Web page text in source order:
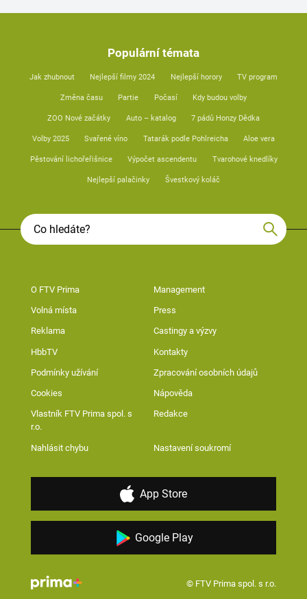
Populární témata
Jak zhubnout Nejlepší filmy 2024 Nejlepší horory TV program
Změna času Partie Počasí Kdy budou volby
ZOO Nové začátky Auto – katalog 7 pádů Honzy Dědka
Volby 2025 Svařené víno Tatarák podle Pohlreicha Aloe vera
Pěstování lichořeřišnice Výpočet ascendentu Tvarohové knedlíky
Nejlepší palačinky Švestkový koláč
O FTV Prima Management
Volná místa Press
Reklama Castingy a výzvy
HbbTV Kontakty
Podmínky užívání Zpracování osobních údajů
Cookies Nápověda
Vlastník FTV Prima spol. s
r.o.
Redakce
Nahlásit chybu Nastavení soukromí
App Store
Google Play
© FTV Prima spol. s r.o.